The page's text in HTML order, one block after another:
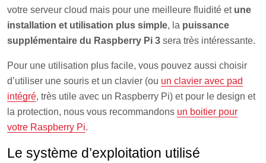
votre serveur cloud mais pour une meilleure fluidité et une
installation et utilisation plus simple, la puissance
supplémentaire du Raspberry Pi 3 sera très intéressante.
Pour une utilisation plus facile, vous pouvez aussi choisir
d’utiliser une souris et un clavier (ou un clavier avec pad
intégré, très utile avec un Raspberry Pi) et pour le design et
la protection, nous vous recommandons un boitier pour
votre Raspberry Pi.
Le système d’exploitation utilisé